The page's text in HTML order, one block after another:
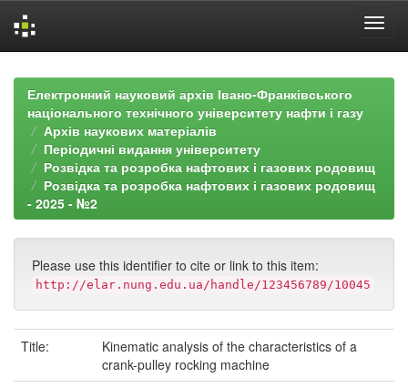
navigationЕлектронний науковий архів Івано-Франківського
національного технічного університету нафти і газу
Архів наукових матеріалів
Періодичні видання університету
Розвідка та розробка нафтових і газових родовищ
Розвідка та розробка нафтових і газових родовищ
- 2025 - №2
Please use this identifier to cite or link to this item:
http://elar.nung.edu.ua/handle/123456789/10045
Title:
Kinematic analysis of the characteristics of a
crank-pulley rocking machine